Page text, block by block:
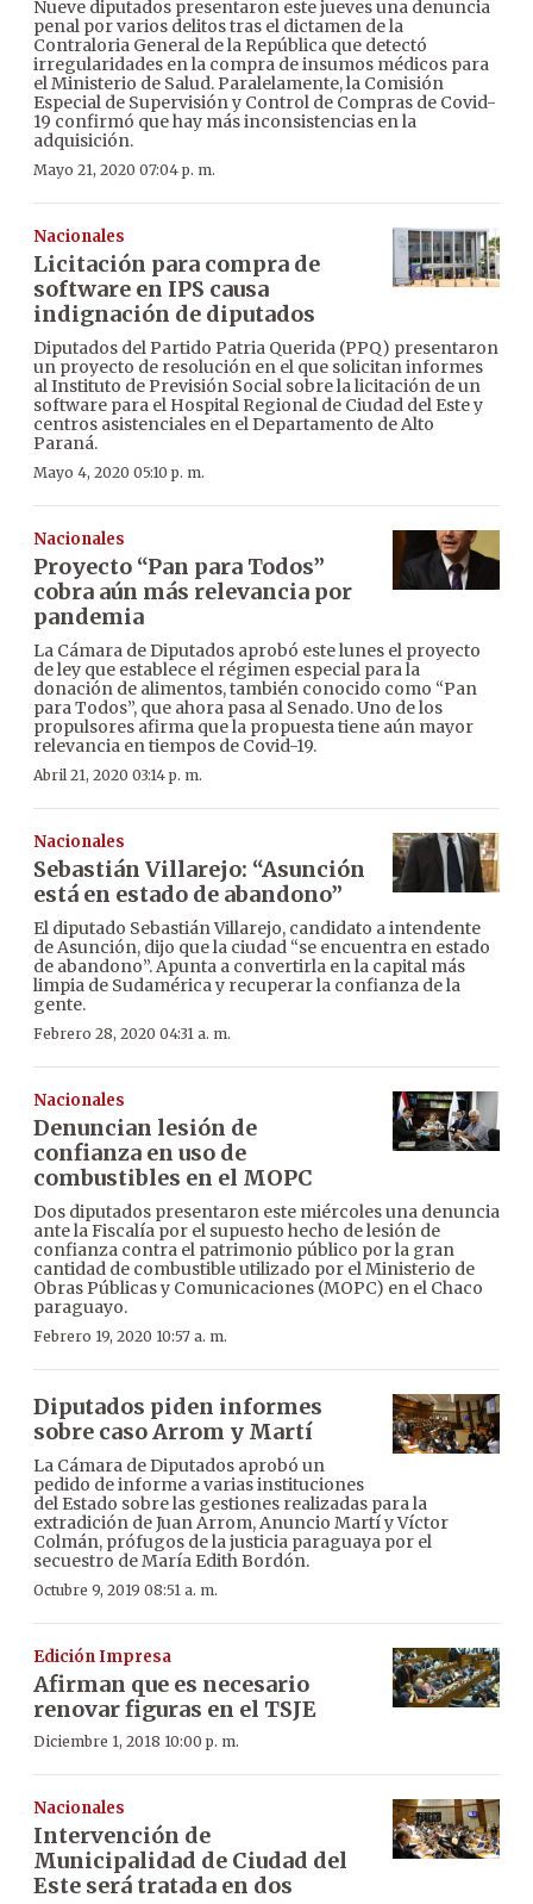
Nueve diputados presentaron este jueves una denuncia
penal por varios delitos tras el dictamen de la
Contraloria General de la República que detectó
irregularidades en la compra de insumos médicos para
el Ministerio de Salud. Paralelamente, la Comisión
Especial de Supervisión y Control de Compras de Covid-
19 confirmó que hay más inconsistencias en la
adquisición.
Mayo 21, 2020 07:04 p. m.
Nacionales
Licitación para compra de
software en IPS causa
indignación de diputados
Diputados del Partido Patria Querida (PPQ) presentaron
un proyecto de resolución en el que solicitan informes
al Instituto de Previsión Social sobre la licitación de un
software para el Hospital Regional de Ciudad del Este y
centros asistenciales en el Departamento de Alto
Paraná.
Mayo 4, 2020 05:10 p. m.
Nacionales
Proyecto “Pan para Todos”
cobra aún más relevancia por
pandemia
La Cámara de Diputados aprobó este lunes el proyecto
de ley que establece el régimen especial para la
donación de alimentos, también conocido como “Pan
para Todos”, que ahora pasa al Senado. Uno de los
propulsores afirma que la propuesta tiene aún mayor
relevancia en tiempos de Covid-19.
Abril 21, 2020 03:14 p. m.
Nacionales
Sebastián Villarejo: “Asunción
está en estado de abandono”
El diputado Sebastián Villarejo, candidato a intendente
de Asunción, dijo que la ciudad “se encuentra en estado
de abandono”. Apunta a convertirla en la capital más
limpia de Sudamérica y recuperar la confianza de la
gente.
Febrero 28, 2020 04:31 a. m.
Nacionales
Denuncian lesión de
confianza en uso de
combustibles en el MOPC
Dos diputados presentaron este miércoles una denuncia
ante la Fiscalía por el supuesto hecho de lesión de
confianza contra el patrimonio público por la gran
cantidad de combustible utilizado por el Ministerio de
Obras Públicas y Comunicaciones (MOPC) en el Chaco
paraguayo.
Febrero 19, 2020 10:57 a. m.
Diputados piden informes
sobre caso Arrom y Martí
La Cámara de Diputados aprobó un
pedido de informe a varias instituciones
del Estado sobre las gestiones realizadas para la
extradición de Juan Arrom, Anuncio Martí y Víctor
Colmán, prófugos de la justicia paraguaya por el
secuestro de María Edith Bordón.
Octubre 9, 2019 08:51 a. m.
Edición Impresa
Afirman que es necesario
renovar figuras en el TSJE
Diciembre 1, 2018 10:00 p. m.
Nacionales
Intervención de
Municipalidad de Ciudad del
Este será tratada en dos